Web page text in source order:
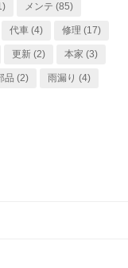
メンテ (85)
代車 (4) 修理 (17)
更新 (2) 本家 (3)
品 (2) 雨漏り (4)